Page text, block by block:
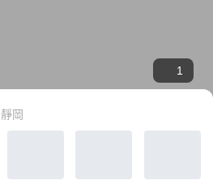
1
靜岡